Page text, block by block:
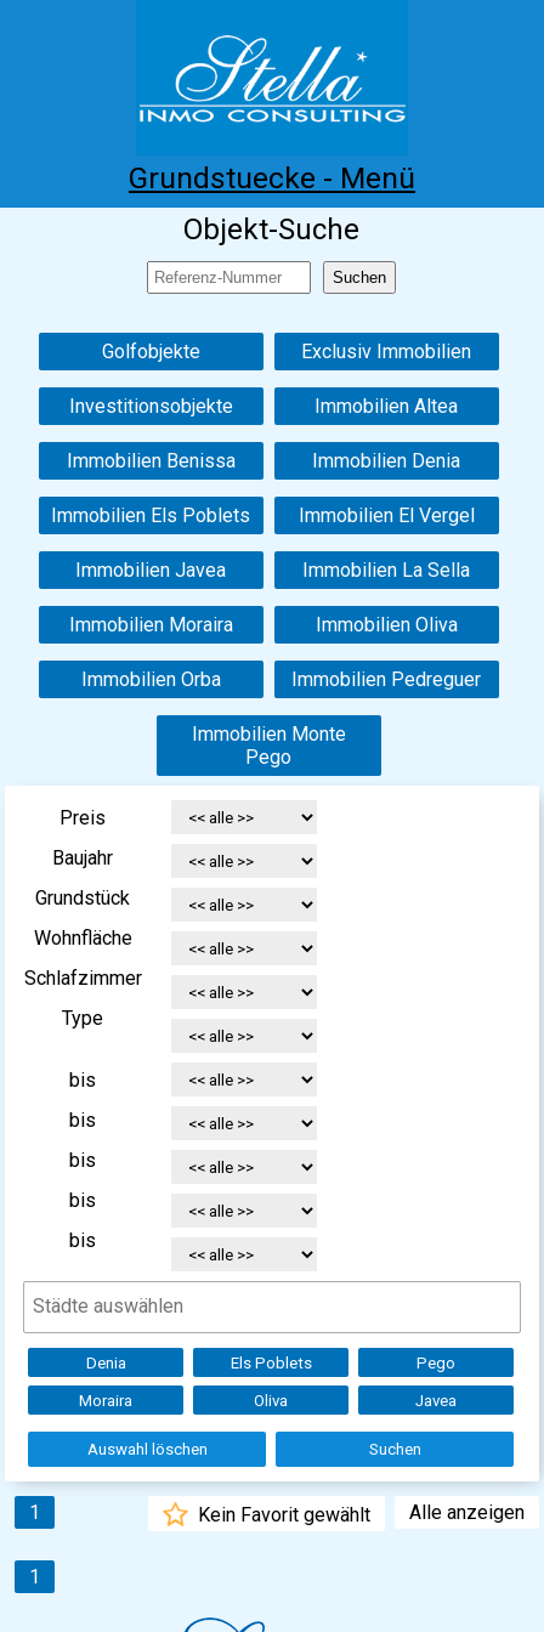
Grundstuecke - Menü
Costa Blanca Kaufen
Infos Referenzen
Objekt-Suche
Golfobjekte Exclusiv Immobilien
Investitionsobjekte Immobilien Altea
Immobilien Benissa Immobilien Denia
Immobilien Els Poblets Immobilien El Vergel
Immobilien Javea Immobilien La Sella
Immobilien Moraira Immobilien Oliva
Immobilien Orba Immobilien Pedreguer
Immobilien Monte
Pego
Preis
Baujahr
Grundstück
Wohnfläche
Schlafzimmer
Type
bis
bis
bis
bis
bis
Denia Els Poblets Pego
Moraira Oliva Javea
Auswahl löschen Suchen
1 Alle anzeigen
Kein Favorit gewählt
1